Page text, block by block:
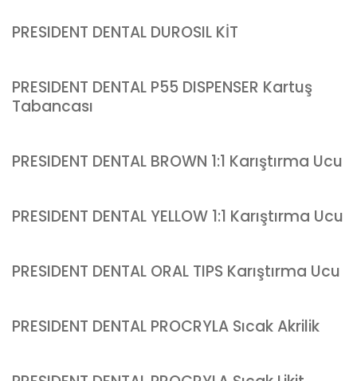
PRESIDENT DENTAL DUROSIL KİT
PRESIDENT DENTAL P55 DISPENSER Kartuş
Tabancası
PRESIDENT DENTAL BROWN 1:1 Karıştırma Ucu
PRESIDENT DENTAL YELLOW 1:1 Karıştırma Ucu
PRESIDENT DENTAL ORAL TIPS Karıştırma Ucu
PRESIDENT DENTAL PROCRYLA Sıcak Akrilik